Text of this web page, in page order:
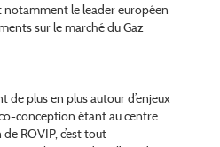
notamment le leader européen
sur le marché du Gaz
de plus en plus autour d’enjeux
conception étant au centre
ROVIP, c’est tout